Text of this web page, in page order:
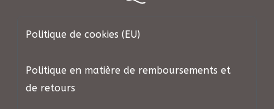
Politique de cookies (EU)
Politique en matière de remboursements et
de retours